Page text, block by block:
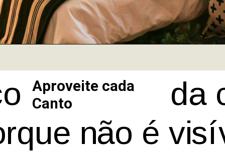
em baixo da
não é
Aproveite cada
Canto